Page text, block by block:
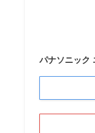
パナソニック